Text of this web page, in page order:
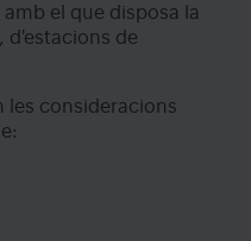
el que disposa la
d'estacions de
les consideracions